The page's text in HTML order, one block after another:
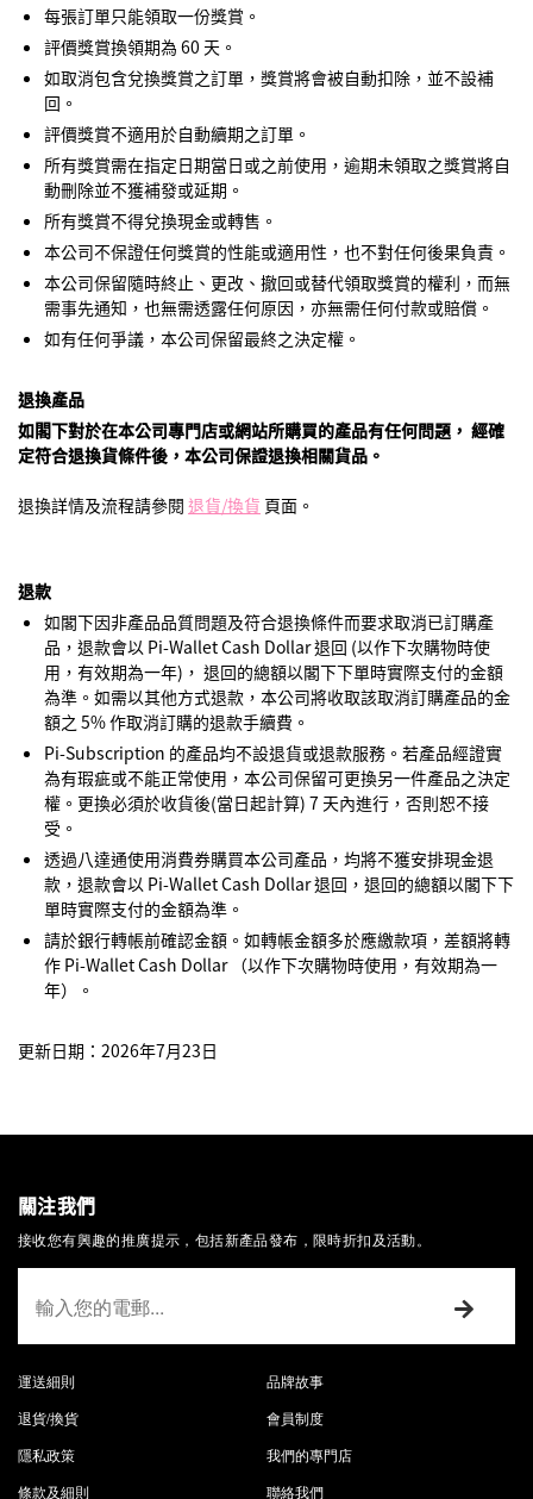
每張訂單只能領取一份獎賞。
評價獎賞換領期為 60 天。
如取消包含兌換獎賞之訂單，獎賞將會被自動扣除，並不設補
回。
評價獎賞不適用於自動續期之訂單。
所有獎賞需在指定日期當日或之前使用，逾期未領取之獎賞將自
動刪除並不獲補發或延期。
所有獎賞不得兌換現金或轉售。
本公司不保證任何獎賞的性能或適用性，也不對任何後果負責。
本公司保留隨時終止、更改、撤回或替代領取獎賞的權利，而無
需事先通知，也無需透露任何原因，亦無需任何付款或賠償。
如有任何爭議，本公司保留最終之決定權。
退換產品
如閣下對於在本公司專門店或網站所購買的產品有任何問題， 經確
定符合退換貨條件後，本公司保證退換相關貨品。
退換詳情及流程請參閱 退貨/換貨 頁面。
退款
如閣下因非產品品質問題及符合退換條件而要求取消已訂購產
品，退款會以 Pi-Wallet Cash Dollar 退回 (以作下次購物時使
用，有效期為一年)， 退回的總額以閣下下單時實際支付的金額
為準。如需以其他方式退款，本公司將收取該取消訂購產品的金
額之 5% 作取消訂購的退款手續費。
Pi-Subscription 的產品均不設退貨或退款服務。若產品經證實
為有瑕疵或不能正常使用，本公司保留可更換另一件產品之決定
權。更換必須於收貨後(當日起計算) 7 天內進行，否則恕不接
受。
透過八達通使用消費券購買本公司產品，均將不獲安排現金退
款，退款會以 Pi-Wallet Cash Dollar 退回，退回的總額以閣下下
單時實際支付的金額為準。
請於銀行轉帳前確認金額。如轉帳金額多於應繳款項，差額將轉
作 Pi-Wallet Cash Dollar （以作下次購物時使用，有效期為一
年）。
更新日期：2026年7月23日
關注我們
接收您有興趣的推廣提示，包括新產品發布，限時折扣及活動。
運送細則
退貨/換貨
隱私政策
條款及細則
品牌故事
會員制度
我們的專門店
聯絡我們